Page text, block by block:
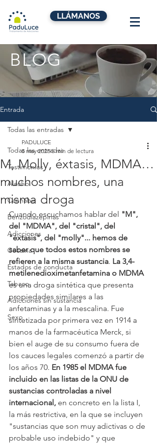
LLÁMANOS
BLOG
Entrada
Todas las entradas
Testimonios
Alcohol
Cannabis
Benzodiazepinas
Adicciones
Cocaina
Estados de conducta
Tabaco
Adicciones sin sustancia
Sexo
Todas las entradas
M, Molly, éxtasis, MDMA…
muchos nombres, una
misma droga
PADULUCE
8 may 2023 5 min de lectura
Cuando escuchamos hablar del "M",
del "MDMA", del "cristal", del
"éxtasis", del "molly"... hemos de
saber que todos estos nombres se
refieren a la misma sustancia. La 3,4-
metilenedioximetanfetamina o MDMA
es una droga sintética que presenta
propiedades similares a las
anfetaminas y a la mescalina. Fue
sintetizada por primera vez en 1914 a
manos de la farmacéutica Merck, si
bien el auge de su consumo fuera de
los cauces legales comenzó a partir de
los años 70. En 1985 el MDMA fue
incluido en las listas de la ONU de
sustancias controladas a nivel
internacional, en concreto en la lista I,
la más restrictiva, en la que se incluyen
"sustancias que son muy adictivas o de
probable uso indebido" y que